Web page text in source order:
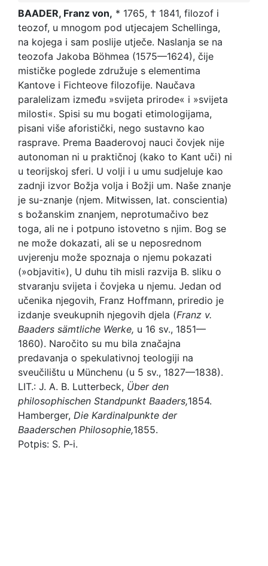
BAADER, Franz von, * 1765, † 1841, filozof i
teozof, u mnogom pod utjecajem Schellinga,
na kojega i sam poslije utječe. Naslanja se na
teozofa Jakoba Böhmea (1575—1624), čije
mističke poglede združuje s elementima
Kantove i Fichteove filozofije. Naučava
paralelizam između »svijeta prirode« i »svijeta
milosti«. Spisi su mu bogati etimologijama,
pisani više aforistički, nego sustavno kao
rasprave. Prema Baaderovoj nauci čovjek nije
autonoman ni u praktičnoj (kako to Kant uči) ni
u teorijskoj sferi. U volji i u umu sudjeluje kao
zadnji izvor Božja volja i Božji um. Naše znanje
je su-znanje (njem. Mitwissen, lat. conscientia)
s božanskim znanjem, neprotumačivo bez
toga, ali ne i potpuno istovetno s njim. Bog se
ne može dokazati, ali se u neposrednom
uvjerenju može spoznaja o njemu pokazati
(»objaviti«), U duhu tih misli razvija B. sliku o
stvaranju svijeta i čovjeka u njemu. Jedan od
učenika njegovih, Franz Hoffmann, priredio je
izdanje sveukupnih njegovih djela (Franz v.
Baaders sämtliche Werke, u 16 sv., 1851—
1860). Naročito su mu bila značajna
predavanja o spekulativnoj teologiji na
sveučilištu u Münchenu (u 5 sv., 1827—1838).
LIT.: J. A. B. Lutterbeck, Über den
philosophischen Standpunkt Baaders,1854.
Hamberger, Die Kardinalpunkte der
Baaderschen Philosophie,1855.
Potpis: S. P-i.